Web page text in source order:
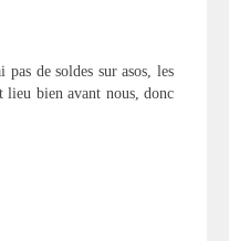
pas de soldes sur asos, les
lieu bien avant nous, donc